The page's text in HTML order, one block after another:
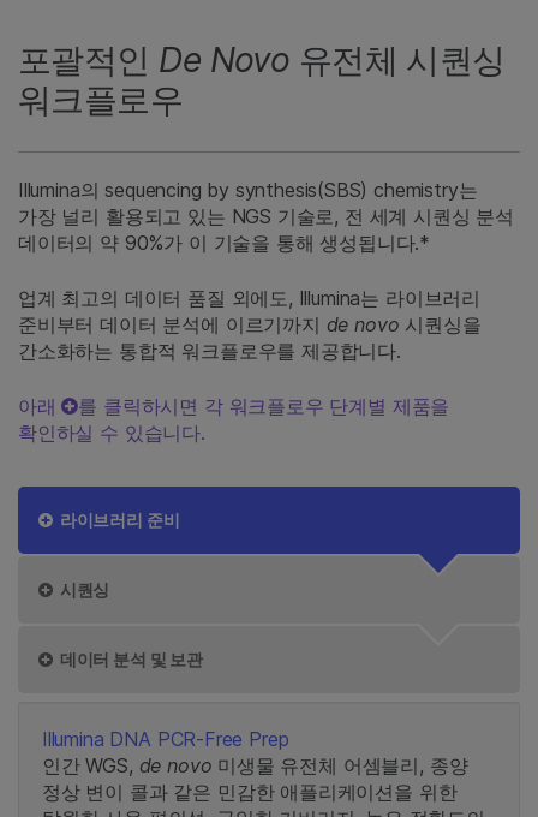
포괄적인 De Novo 유전체 시퀀싱
워크플로우
Illumina의 sequencing by synthesis(SBS) chemistry는
가장 널리 활용되고 있는 NGS 기술로, 전 세계 시퀀싱 분석
데이터의 약 90%가 이 기술을 통해 생성됩니다.*
업계 최고의 데이터 품질 외에도, Illumina는 라이브러리
준비부터 데이터 분석에 이르기까지 de novo 시퀀싱을
간소화하는 통합적 워크플로우를 제공합니다.
아래
를 클릭하시면 각 워크플로우 단계별 제품을
확인하실 수 있습니다.
라이브러리 준비
시퀀싱
데이터 분석 및 보관
Illumina DNA PCR-Free Prep
인간 WGS, de novo 미생물 유전체 어셈블리, 종양
정상 변이 콜과 같은 민감한 애플리케이션을 위한